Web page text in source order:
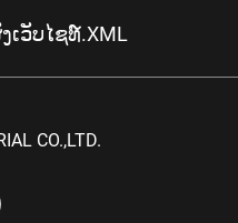
ເວັບໄຊທ໌.XML
CO.,LTD.